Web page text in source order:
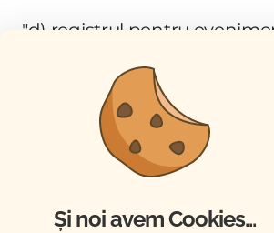
"d) registrul pentru
conform modelului
Articolul 33 se modifică
următorul cuprins:
"Art. 33
Și noi avem Cookies...